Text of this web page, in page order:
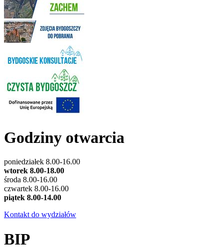
Godziny otwarcia
poniedziałek 8.00-16.00
wtorek 8.00-18.00
środa 8.00-16.00
czwartek 8.00-16.00
piątek 8.00-14.00
Kontakt do wydziałów
BIP